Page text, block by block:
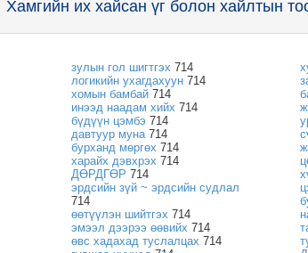
Хамгийн их хайсан үг болон хайлтын
зулын гол шигтгэх 714
логикийн ухагдахуун 714
хомын бамбай 714
инээд наадам хийх 714
бүдүүн цэмбэ 714
давтуур муна714
бурханд мөргөх 714
харайх дэвхрэх 714
ДӨРДГӨР 714
эрдсийн зүй ~ эрдсийн судлал
714
өөтүүлэн шийтгэх 714
эмээл дээрээ өөвийх 714
өвс хадахад туслалцах 714